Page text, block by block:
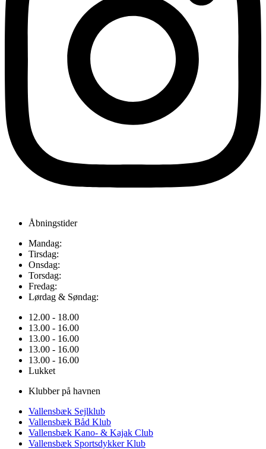
Åbningstider
Mandag:
Tirsdag:
Onsdag:
Torsdag:
Fredag:
Lørdag & Søndag:
12.00 - 18.00
13.00 - 16.00
13.00 - 16.00
13.00 - 16.00
13.00 - 16.00
Lukket
Klubber på havnen
Vallensbæk Sejlklub
Vallensbæk Båd Klub
Vallensbæk Kano- & Kajak Club
Vallensbæk Sportsdykker Klub